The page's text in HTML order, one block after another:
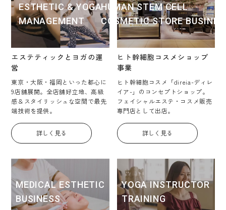
ESTHETIC & YOGA
MANAGEMENT
エステティックとヨガの運
営
東京・大阪・福岡といった都心に
9店舗展開。全店舗好立地、高級
感＆スタイリッシュな空間で最先
端技術を提供。
詳しく見る
HUMAN STEM CELL
COSMETIC STORE
ヒト幹細胞コスメショップ
事業
ヒト幹細胞コスメ「direia-ディレ
イア-」のコンセプトショップ。
フェイシャルエステ・コスメ販売
専門店として出店。
詳しく見る
MEDICAL ESTHETIC
BUSINESS
YOGA INSTRUCTOR
TRAINING